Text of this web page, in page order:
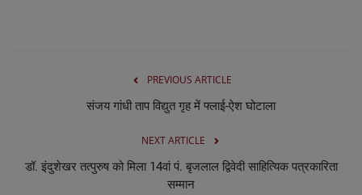
PREVIOUS ARTICLE
संजय गांधी ताप विद्युत गृह में फ्लाई-ऐश घोटाला
NEXT ARTICLE
डॉ. इंदुशेखर तत्पुरुष को मिला 14वां पं. बृजलाल द्विवेदी साहित्यिक पत्रकारिता
सम्मान